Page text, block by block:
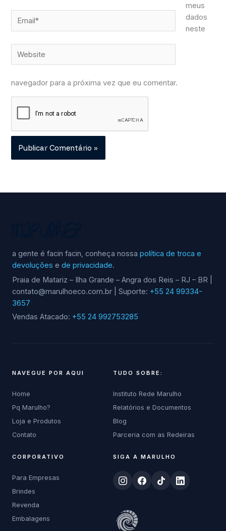
meus
dados
neste
navegador para a próxima vez que eu comentar.
a gente é facin facin, conheça nossa política de troca e
devoluções e de privacidade.
Praia de Matariz – Ilha Grande – Angra dos Reis – RJ – BR |
contato@marulhoeco.com.br | Suporte: +55 24 99334-
3657
Vendas Atacado: +55 24 992753285
NAVEGUE POR AQUI
Home
Pq Marulho?
Loja e Produtos
Contato
TUDO SOBRE:
Instituto Rede Marulho
Relatórios e Documentos
Blog
Parceria com as Redeiras
CORPORATIVO
Para Empresas
Brindes
Revenda
Embalagens
SIGA A MARULHO